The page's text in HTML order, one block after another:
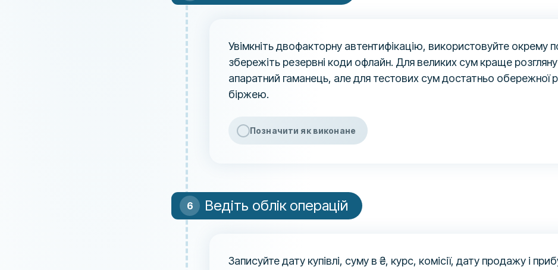
Увімкніть двофакторну автентифікацію, використовуйте окрему
збережіть резервні коди офлайн. Для великих сум краще
апаратний гаманець, але для тестових сум достатньо обережної
біржею.
Позначити як виконане
Ведіть облік операцій
Записуйте дату купівлі, суму в ₴, курс, комісії, дату продажу і